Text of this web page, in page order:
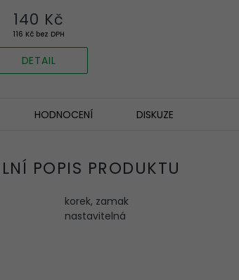
116 Kč bez DPH
140 Kč
DETAIL
HODNOCENÍ DISKUZE
POPIS PRODUKTU
korek, zamak
nastavitelná